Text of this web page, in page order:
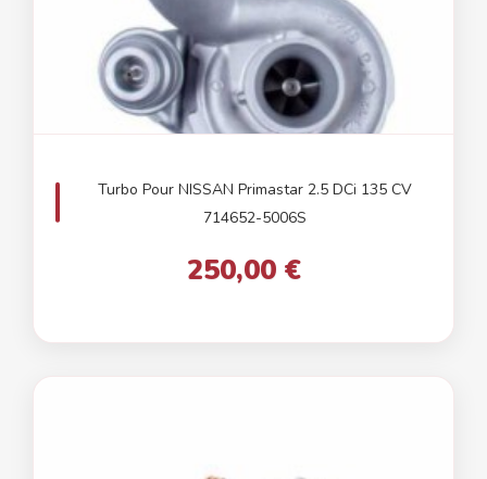
Turbo Pour NISSAN Primastar 2.5 DCi 135 CV
714652-5006S
250,00 €